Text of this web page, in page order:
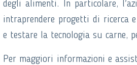
degli alimenti. In particolare,
intraprendere progetti di ricerca
e testare la tecnologia su carne,
Per maggiori informazioni e